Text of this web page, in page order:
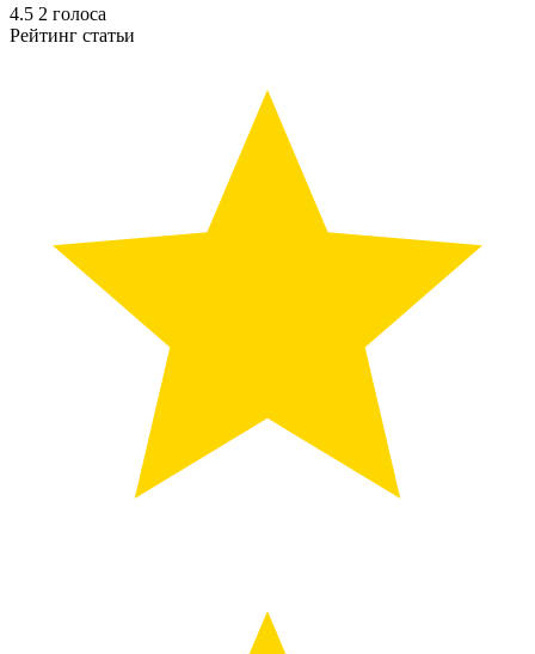
4.5 2 голоса
Рейтинг статьи